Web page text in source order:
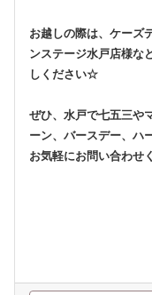
お越しの際は、ケーズ
ンステージ水戸店様な
しください☆
ぜひ、水戸で七五三や
ーン、バースデー、ハ
お気軽にお問い合わせ